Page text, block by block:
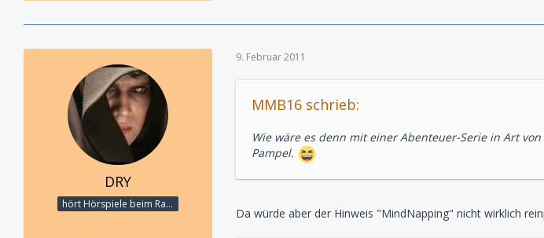
DRY
hört Hörspiele beim Rasenmähen
9. Februar 2011
MMB16 schrieb:
Wie wäre es denn mit einer Abenteuer-Serie in Art
Pampel.
Da würde aber der Hinweis "MindNapping" nicht wirklich